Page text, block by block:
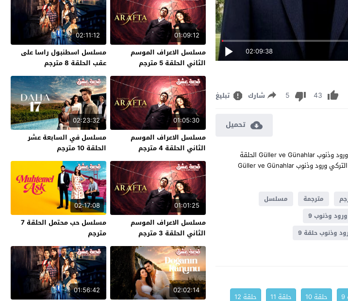
02:09:38
43
5 شارك تبليغ
تحميل
مشاهدة مسلسل ورود وذنوب الحلقة 9 مترجم للعربية اون لاين جودة عالية FULL HD مسلسل الدراما ورود وذنوب Güller ve Günahlar الحلقة
9 التاسعة كاملة تحميل مباشر سيرفرات متعددة بجودات عالية 1080p 720p 480p مشاهدة المسلسل التركي ورود وذنوب Güller ve Günahlar
مترجمة
مسلسل
ورود وذنوب 9
وذنوب حلقة 9
حلقة 10 حلقة 11
حلقة 12
01:09:12
مسلسل الاعراف الموسم
الثاني الحلقة 5 مترجم
02:11:12
مسلسل اسطنبول راسا على
عقب الحلقة 8 مترجم
01:05:30
مسلسل الاعراف الموسم
الثاني الحلقة 4 مترجم
02:23:32
مسلسل في السابعة عشر
الحلقة 10 مترجم
01:01:25
مسلسل الاعراف الموسم
الثاني الحلقة 3 مترجم
02:17:08
مسلسل حب محتمل الحلقة 7
مترجم
02:02:14
01:56:42